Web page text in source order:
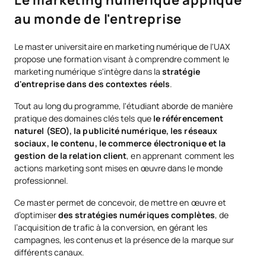
au monde de l'entreprise
Le master universitaire en marketing numérique de l'UAX
propose une formation visant à comprendre comment le
marketing numérique s'intègre dans lastratégie
d'entreprise dans des contextes réels.
Tout au long du programme, l'étudiant aborde de manière
pratique des domaines clés tels que le référencement
naturel (SEO), la publicité numérique, les réseaux
sociaux, le contenu, le commerce électronique et la
gestion de la relation client, en apprenant comment les
actions marketing sont mises en œuvre dans le monde
professionnel.
Ce master permet de concevoir, de mettre en œuvre et
d’optimiserdes stratégies numériques complètes, de
l’acquisition de trafic à la conversion, en gérant les
campagnes, les contenus et la présence de la marque sur
différents canaux.